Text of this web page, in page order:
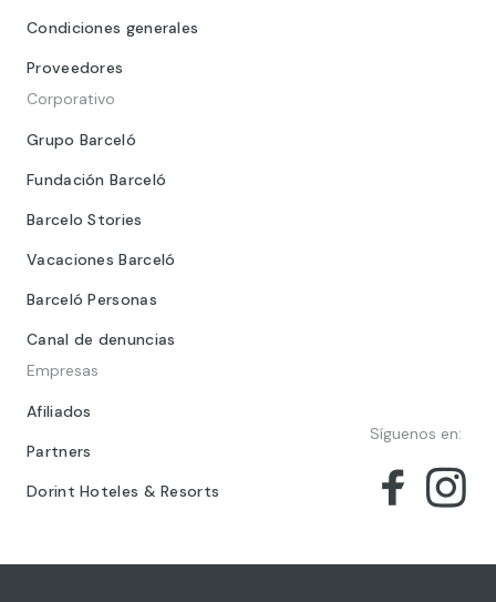
Condiciones generales
Proveedores
Corporativo
Grupo Barceló
Fundación Barceló
Barcelo Stories
Vacaciones Barceló
Barceló Personas
Canal de denuncias
Empresas
Afiliados
Partners
Dorint Hoteles & Resorts
Síguenos en: